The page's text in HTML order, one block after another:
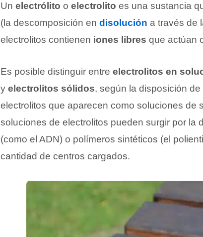
Un electrólito o electrolito es una sustancia
(la descomposición en disolución a través de
electrolitos contienen iones libres que actúan
Es posible distinguir entre electrolitos en
y electrolitos sólidos, según la disposición
electrolitos que aparecen como soluciones de
soluciones de electrolitos pueden surgir por la
(como el ADN) o polímeros sintéticos (el
cantidad de centros cargados.